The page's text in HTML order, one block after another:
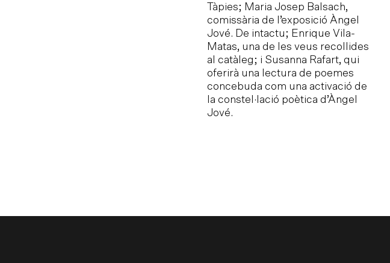
Tàpies; Maria Josep Balsach,
comissària de l’exposició Àngel
Jové. De intactu; Enrique Vila-
Matas, una de les veus recollides
al catàleg; i Susanna Rafart, qui
oferirà una lectura de poemes
concebuda com una activació de
la constel·lació poètica d’Àngel
Jové.